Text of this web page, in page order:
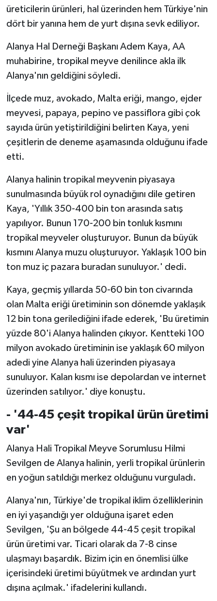
üreticilerin ürünleri, hal üzerinden hem Türkiye'nin
dört bir yanına hem de yurt dışına sevk ediliyor.
Alanya Hal Derneği Başkanı Adem Kaya, AA
muhabirine, tropikal meyve denilince akla ilk
Alanya'nın geldiğini söyledi.
İlçede muz, avokado, Malta eriği, mango, ejder
meyvesi, papaya, pepino ve passiflora gibi çok
sayıda ürün yetiştirildiğini belirten Kaya, yeni
çeşitlerin de deneme aşamasında olduğunu ifade
etti.
Alanya halinin tropikal meyvenin piyasaya
sunulmasında büyük rol oynadığını dile getiren
Kaya, 'Yıllık 350-400 bin ton arasında satış
yapılıyor. Bunun 170-200 bin tonluk kısmını
tropikal meyveler oluşturuyor. Bunun da büyük
kısmını Alanya muzu oluşturuyor. Yaklaşık 100 bin
ton muz iç pazara buradan sunuluyor.' dedi.
Kaya, geçmiş yıllarda 50-60 bin ton civarında
olan Malta eriği üretiminin son dönemde yaklaşık
12 bin tona gerilediğini ifade ederek, 'Bu üretimin
yüzde 80'i Alanya halinden çıkıyor. Kentteki 100
milyon avokado üretiminin ise yaklaşık 60 milyon
adedi yine Alanya hali üzerinden piyasaya
sunuluyor. Kalan kısmı ise depolardan ve internet
üzerinden satılıyor.' diye konuştu.
- '44-45 çeşit tropikal ürün üretimi
var'
Alanya Hali Tropikal Meyve Sorumlusu Hilmi
Sevilgen de Alanya halinin, yerli tropikal ürünlerin
en yoğun satıldığı merkez olduğunu vurguladı.
Alanya'nın, Türkiye'de tropikal iklim özelliklerinin
en iyi yaşandığı yer olduğuna işaret eden
Sevilgen, 'Şu an bölgede 44-45 çeşit tropikal
ürün üretimi var. Ticari olarak da 7-8 cinse
ulaşmayı başardık. Bizim için en önemlisi ülke
içerisindeki üretimi büyütmek ve ardından yurt
dışına açılmak.' ifadelerini kullandı.